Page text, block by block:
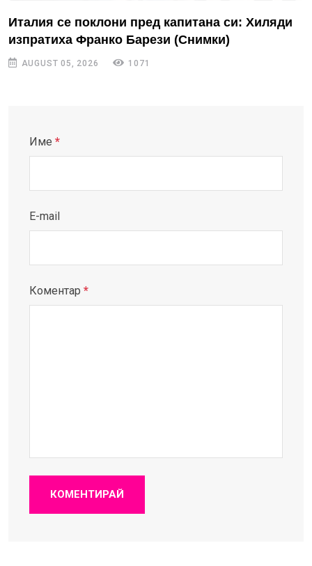
Италия се поклони пред капитана си: Хиляди
изпратиха Франко Барези (Снимки)
AUGUST 05, 2026 1071
Име *
E-mail
Коментар *
КОМЕНТИРАЙ